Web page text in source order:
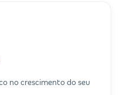
no crescimento do seu